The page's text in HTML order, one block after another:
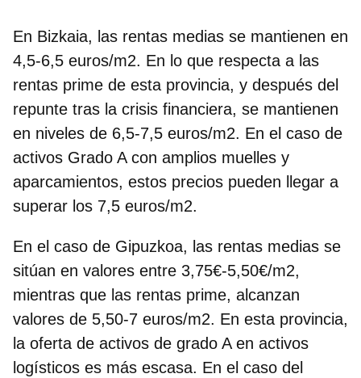
En Bizkaia, las rentas medias se mantienen en
4,5-6,5 euros/m2. En lo que respecta a las
rentas prime de esta provincia, y después del
repunte tras la crisis financiera, se mantienen
en niveles de 6,5-7,5 euros/m2. En el caso de
activos Grado A con amplios muelles y
aparcamientos, estos precios pueden llegar a
superar los 7,5 euros/m2.
En el caso de Gipuzkoa, las rentas medias se
sitúan en valores entre 3,75€-5,50€/m2,
mientras que las rentas prime, alcanzan
valores de 5,50-7 euros/m2. En esta provincia,
la oferta de activos de grado A en activos
logísticos es más escasa. En el caso del